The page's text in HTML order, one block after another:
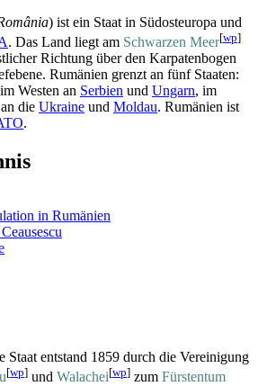
) ist ein Staat in Südosteuropa und
. Das Land liegt am Schwarzen Meer[wp]
Richtung über den Karpatenbogen
Rumänien grenzt an fünf Staaten:
Westen an Serbien und Ungarn, im
die Ukraine und Moldau. Rumänien ist
.
in Rumänien
Staat entstand 1859 durch die Vereinigung
[wp] und Walachei[wp] zum Fürstentum